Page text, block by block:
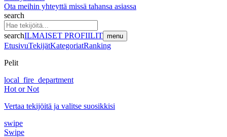
Ota meihin yhteyttä missä tahansa asiassa
search
searchILMAISET PROFIILIT menu
EtusivuTekijätKategoriatRanking
Pelit
local_fire_department
Hot or Not
Vertaa tekijöitä ja valitse suosikkisi
swipe
Swipe